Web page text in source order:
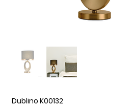
Dublino K00132